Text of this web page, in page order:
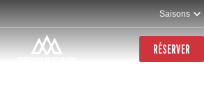
Saisons
RÉSERVER